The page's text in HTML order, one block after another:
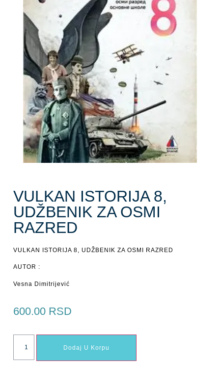
VULKAN ISTORIJA 8,
UDŽBENIK ZA OSMI
RAZRED
VULKAN ISTORIJA 8, UDŽBENIK ZA OSMI RAZRED
AUTOR :
Vesna Dimitrijević
600.00 RSD
Dodaj U Korpu